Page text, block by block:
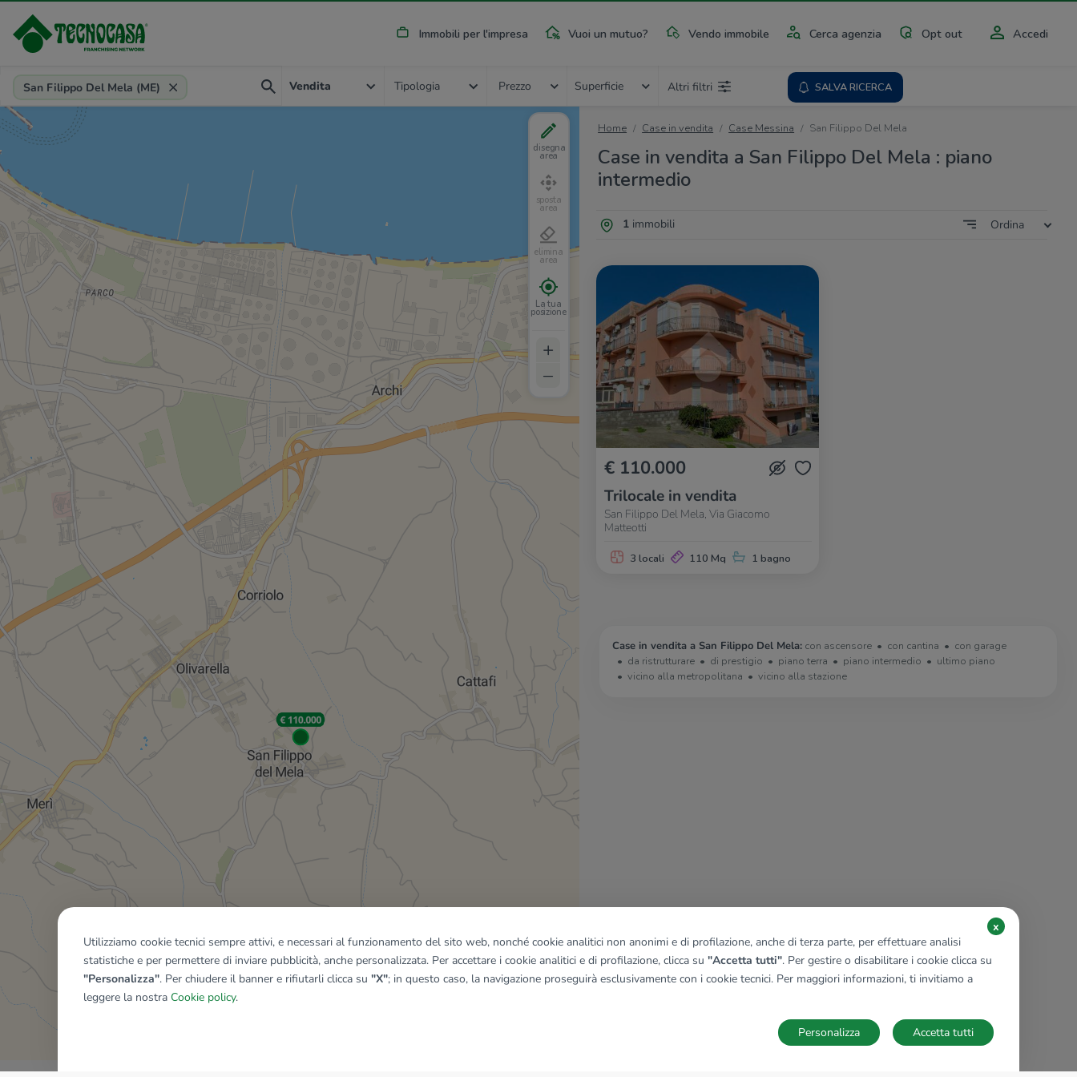
Immobili per l'impresa Vuoi un mutuo? Vendo immobile Cerca agenzia Opt out Accedi
Provincia, comune, zona, riferimento
San Filippo Del Mela (ME) Vendita Tipologia Prezzo Superficie Altri filtri SALVA RICERCA
Home Case in vendita Case Messina San Filippo Del Mela
Case in vendita a San Filippo Del Mela : piano
intermedio
1immobili Ordina
€ 110.000
Trilocale in vendita
San Filippo Del Mela, Via Giacomo
Matteotti
3 locali 110 Mq 1 bagno
Case in vendita a San Filippo Del Mela: con ascensore con cantina
con garage
da ristrutturare
di prestigio piano terra piano intermedio
ultimo piano
vicino alla metropolitana
vicino alla stazione
disegna
area
sposta
area
elimina
area
La tua
posizione
+
–
Mostra tutti gli immobili del riquadro
Utilizziamo cookie tecnici sempre attivi, e necessari al funzionamento del sito web, nonché cookie analitici non anonimi e di profilazione, anche di terza parte, per effettuare analisi
statistiche e per permettere di inviare pubblicità, anche personalizzata. Per accettare i cookie analitici e di profilazione, clicca su "Accetta tutti". Per gestire o disabilitare i cookie clicca su
"Personalizza". Per chiudere il banner e rifiutarli clicca su "X"; in questo caso, la navigazione proseguirà esclusivamente con i cookie tecnici. Per maggiori informazioni, ti invitiamo a
leggere la nostra Cookie policy.
x
Accetta tutti
Personalizza